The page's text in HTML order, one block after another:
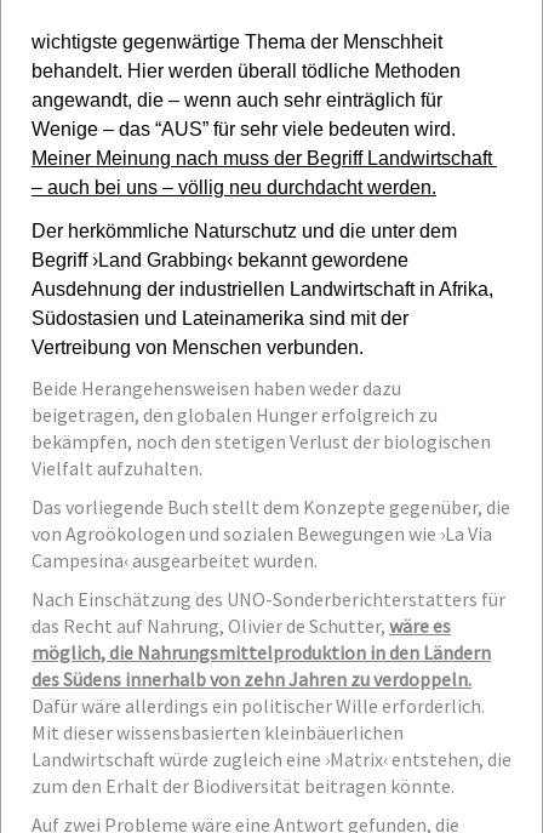
wichtigste gegenwärtige Thema der Menschheit
behandelt. Hier werden überall tödliche Methoden
angewandt, die – wenn auch sehr einträglich für
Wenige – das “AUS” für sehr viele bedeuten wird.
Meiner Meinung nach muss der Begriff Landwirtschaft
– auch bei uns – völlig neu durchdacht werden.
Der herkömmliche Naturschutz und die unter dem
Begriff ›Land Grabbing‹ bekannt gewordene
Ausdehnung der industriellen Landwirtschaft in Afrika,
Südostasien und Lateinamerika sind mit der
Vertreibung von Menschen verbunden.
Beide Herangehensweisen haben weder dazu
beigetragen, den globalen Hunger erfolgreich zu
bekämpfen, noch den stetigen Verlust der biologischen
Vielfalt aufzuhalten.
Das vorliegende Buch stellt dem Konzepte gegenüber, die
von Agroökologen und sozialen Bewegungen wie ›La Via
Campesina‹ ausgearbeitet wurden.
Nach Einschätzung des UNO-Sonderberichterstatters für
das Recht auf Nahrung, Olivier de Schutter, wäre es
möglich, die Nahrungsmittelproduktion in den Ländern
des Südens innerhalb von zehn Jahren zu verdoppeln.
Dafür wäre allerdings ein politischer Wille erforderlich.
Mit dieser wissensbasierten kleinbäuerlichen
Landwirtschaft würde zugleich eine ›Matrix‹ entstehen, die
zum den Erhalt der Biodiversität beitragen könnte.
Auf zwei Probleme wäre eine Antwort gefunden, die